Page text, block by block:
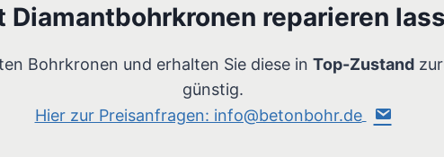
Diamantbohrkronen reparieren
Bohrkronen und erhalten Sie diese in Top-Zustand
günstig.
Hier zur Preisanfragen: info@betonbohr.de